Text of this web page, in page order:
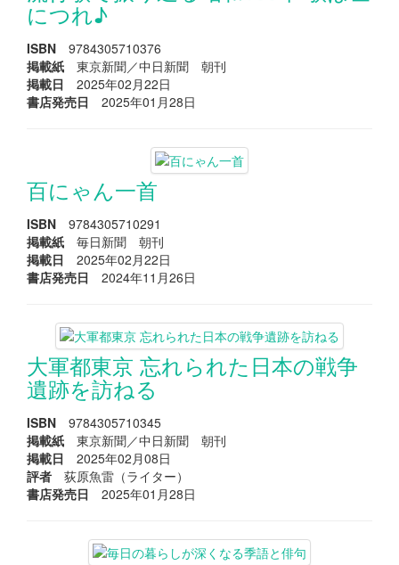
につれ♪
ISBN 9784305710376
掲載紙 東京新聞／中日新聞 朝刊
掲載日 2025年02月22日
書店発売日 2025年01月28日
百にゃん一首
ISBN 9784305710291
掲載紙 毎日新聞 朝刊
掲載日 2025年02月22日
書店発売日 2024年11月26日
大軍都東京 忘れられた日本の戦争
遺跡を訪ねる
ISBN 9784305710345
掲載紙 東京新聞／中日新聞 朝刊
掲載日 2025年02月08日
評者 荻原魚雷（ライター）
書店発売日 2025年01月28日